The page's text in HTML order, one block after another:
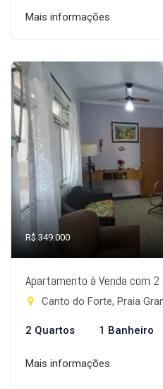
Mais informações
R$ 349.000
Apartamento à Venda com
Canto do Forte, Praia
2 Quartos 1 Banheiro
Mais informações